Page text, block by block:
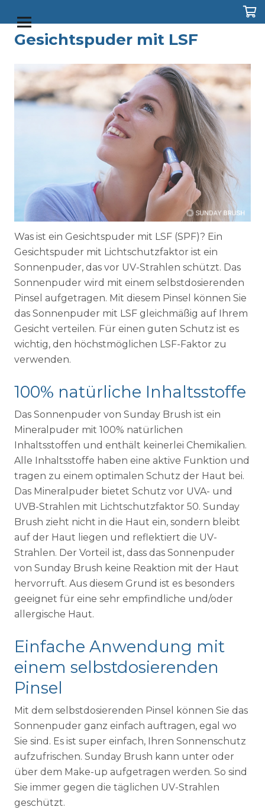
Shop Duo Box Perfect Cleansing Balm
Gesichtspuder mit LSF
Was ist ein Gesichtspuder mit LSF (SPF)? Ein
Gesichtspuder mit Lichtschutzfaktor ist ein
Sonnenpuder, das vor UV-Strahlen schützt. Das
Sonnenpuder wird mit einem selbstdosierenden
Pinsel aufgetragen. Mit diesem Pinsel können Sie
das Sonnenpuder mit LSF gleichmäßig auf Ihrem
Gesicht verteilen. Für einen guten Schutz ist es
wichtig, den höchstmöglichen LSF-Faktor zu
verwenden.
100% natürliche Inhaltsstoffe
Das Sonnenpuder von Sunday Brush ist ein
Mineralpuder mit 100% natürlichen
Inhaltsstoffen und enthält keinerlei Chemikalien.
Alle Inhaltsstoffe haben eine aktive Funktion und
tragen zu einem optimalen Schutz der Haut bei.
Das Mineralpuder bietet Schutz vor UVA- und
UVB-Strahlen mit Lichtschutzfaktor 50. Sunday
Brush zieht nicht in die Haut ein, sondern bleibt
auf der Haut liegen und reflektiert die UV-
Strahlen. Der Vorteil ist, dass das Sonnenpuder
von Sunday Brush keine Reaktion mit der Haut
hervorruft. Aus diesem Grund ist es besonders
geeignet für eine sehr empfindliche und/oder
allergische Haut.
Einfache Anwendung mit
einem selbstdosierenden
Pinsel
Mit dem selbstdosierenden Pinsel können Sie das
Sonnenpuder ganz einfach auftragen, egal wo
Sie sind. Es ist super einfach, Ihren Sonnenschutz
aufzufrischen. Sunday Brush kann unter oder
über dem Make-up aufgetragen werden. So sind
Sie immer gegen die täglichen UV-Strahlen
geschützt.